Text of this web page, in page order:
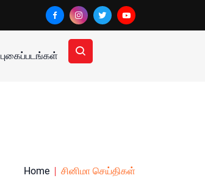
புகைப்படங்கள்
Home சினிமா செய்திகள்